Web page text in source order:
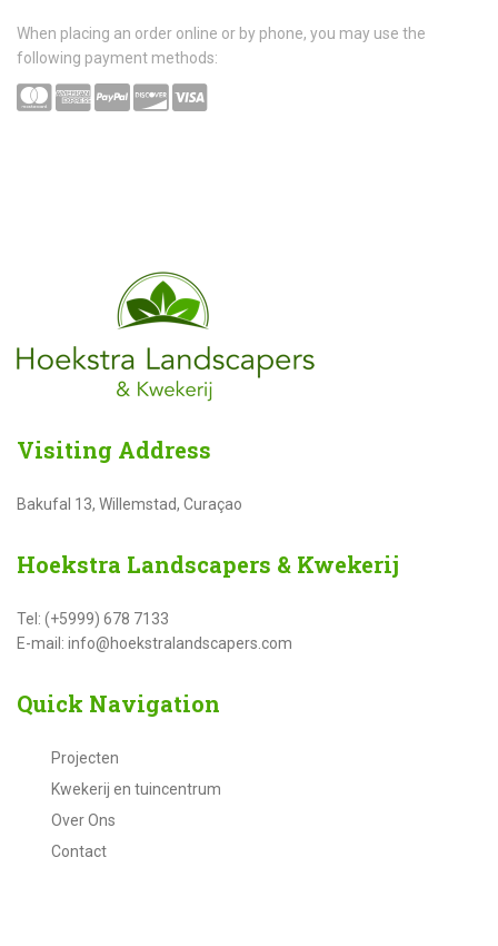
When placing an order online or by phone, you may use the
following payment methods:
Visiting Address
Bakufal 13, Willemstad, Curaçao
Hoekstra Landscapers & Kwekerij
Tel: (+5999) 678 7133
E-mail: info@hoekstralandscapers.com
Quick Navigation
Projecten
Kwekerij en tuincentrum
Over Ons
Contact